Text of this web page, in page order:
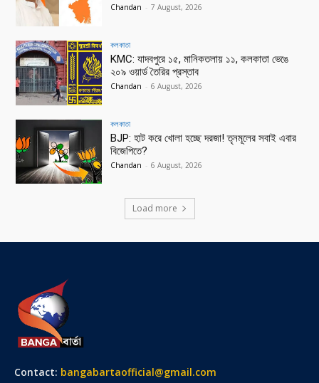
Chandan - 7 August, 2026
কলকাতা
KMC: যাদবপুরে ১৫, মানিকতলায় ১১, কলকাতা ভেঙে
২০৯ ওয়ার্ড তৈরির প্রস্তাব
Chandan - 6 August, 2026
কলকাতা
BJP: হাট করে খোলা হচ্ছে দরজা! তৃনমূলের সবাই এবার
বিজেপিতে?
Chandan - 6 August, 2026
Load more
Contact: bangabartaofficial@gmail.com